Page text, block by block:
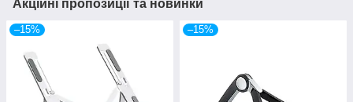
Акційні пропозиції та новинки
–15% –15%